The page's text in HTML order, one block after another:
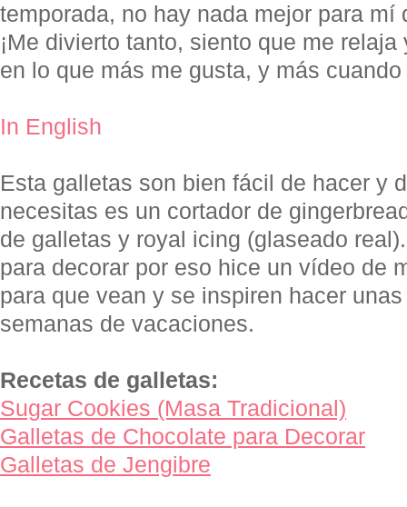
temporada, no hay nada mejor para mí
¡Me divierto tanto, siento que me
en lo que más me gusta, y más
In English
Esta galletas son bien fácil de hacer y
necesitas es un cortador de
de galletas y royal icing (glaseado
para decorar por eso hice un vídeo de
para que vean y se inspiren hacer
semanas de vacaciones.
Recetas de galletas:
Sugar Cookies (Masa Tradicional)
Galletas de Chocolate para Decorar
Galletas de Jengibre